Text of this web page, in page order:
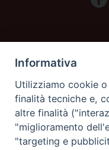
La
La Difesa del Popolo
Informativa
Utilizziamo cookie
finalità tecniche e,
altre finalità
"miglioramento
"targeting e